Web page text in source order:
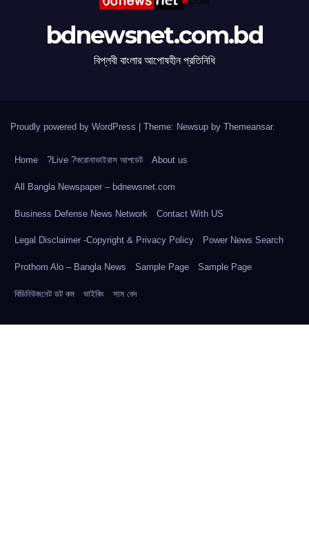
bdnewsnet.com.bd
বিপ্লবী বাংলার আপোষহীন প্রতিনিধি
Proudly powered by WordPress | Theme: Newsup by Themeansar.
Home ?Live ?করোনাভাইরাস আপডেট About us
All Bangla Newspaper – bdnewsnet.com
Business Defense News Network Contact With US
Legal Disclaimer -Copyright & Privacy Policy Power News Search
Prothom Alo – Bangla News Sample Page Sample Page
বিডিনিউজনেট ডট কম ভাইকিং সাম বেদ